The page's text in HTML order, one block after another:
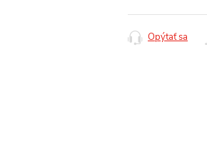
cena:
Opýtať sa